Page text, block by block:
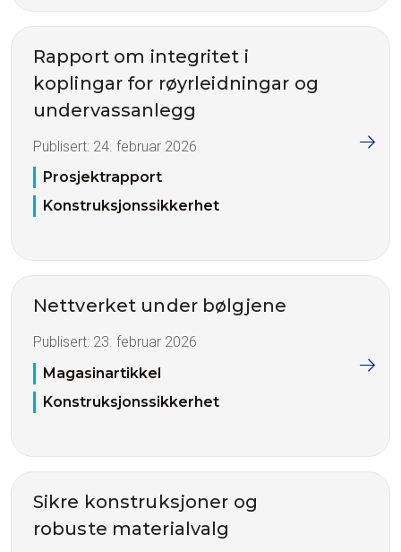
Rapport om integritet i
koplingar for røyrleidningar og
undervassanlegg
Publisert: 24. februar 2026
Prosjektrapport
Konstruksjonssikkerhet
Nettverket under bølgjene
Publisert: 23. februar 2026
Magasinartikkel
Konstruksjonssikkerhet
Sikre konstruksjoner og
robuste materialvalg